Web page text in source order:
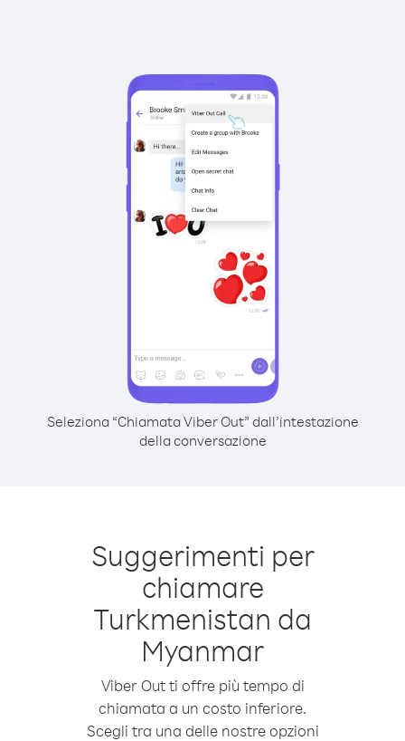
Seleziona “Chiamata Viber Out” dall’intestazione
della conversazione
Suggerimenti per
chiamare
Turkmenistan da
Myanmar
Viber Out ti offre più tempo di
chiamata a un costo inferiore.
Scegli tra una delle nostre opzioni